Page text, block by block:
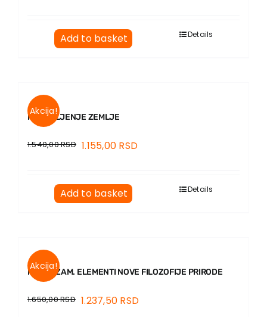
Add to basket Details
Akcija!
PREUMLJENJE ZEMLJE
1.540,00RSD 1.155,00 RSD
Add to basket Details
Akcija!
FUTURIZAM. ELEMENTI NOVE FILOZOFIJE PRIRODE
1.650,00RSD 1.237,50 RSD